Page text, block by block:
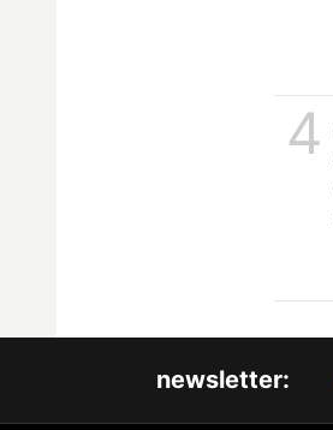
4
newsletter: